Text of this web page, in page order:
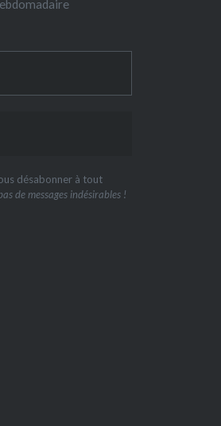
désabonner à tout
de messages indésirables !